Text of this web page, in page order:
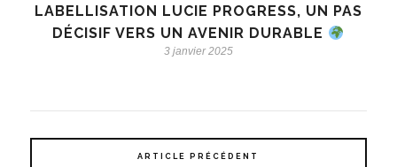
LABELLISATION LUCIE PROGRESS, UN PAS
DÉCISIF VERS UN AVENIR DURABLE
3 janvier 2025
ARTICLE PRÉCÉDENT